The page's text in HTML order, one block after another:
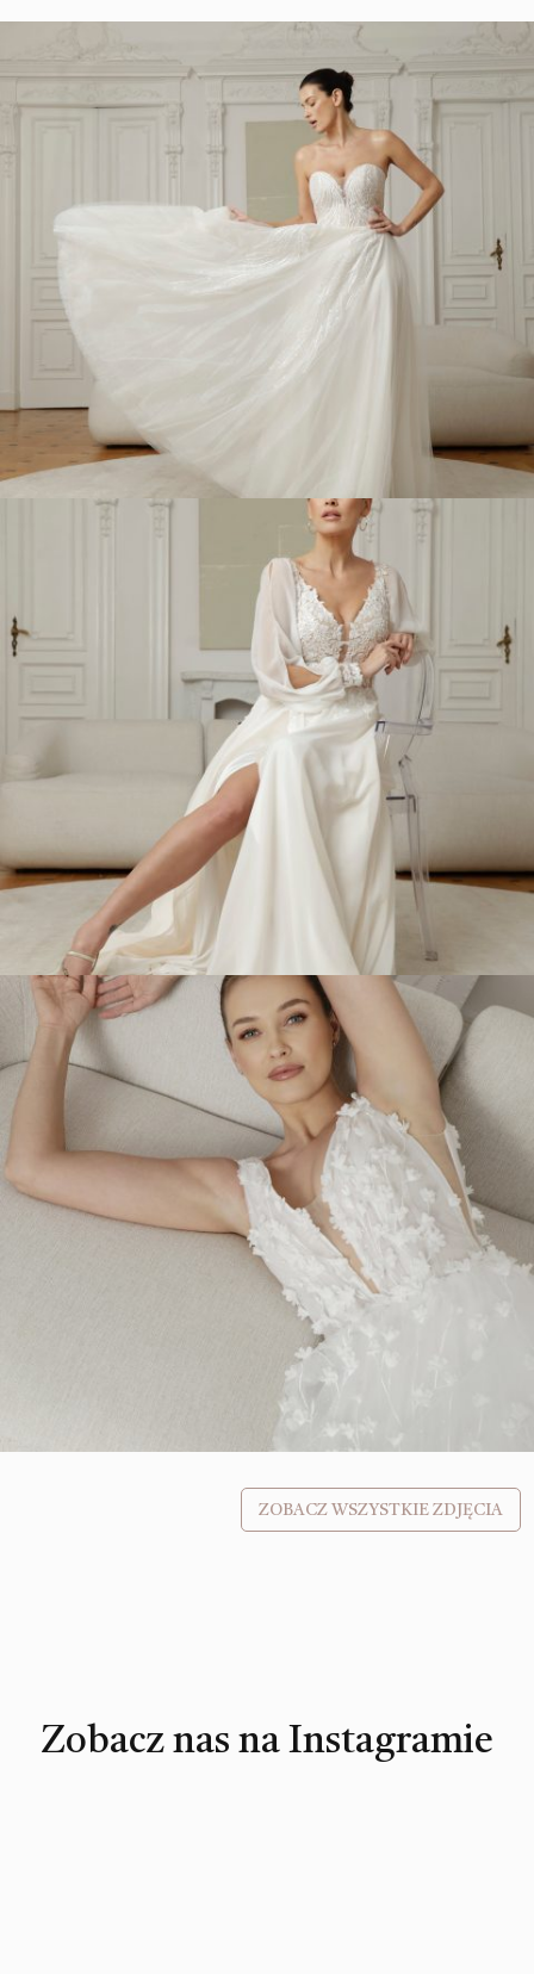
ZOBACZ WSZYSTKIE ZDJĘCIA
Zobacz nas na Instagramie